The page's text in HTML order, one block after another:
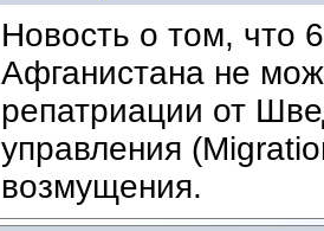
Новость о том, что
Афганистана не
репатриации от
управления
возмущения.